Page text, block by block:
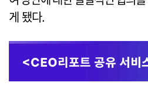
게 됐다.